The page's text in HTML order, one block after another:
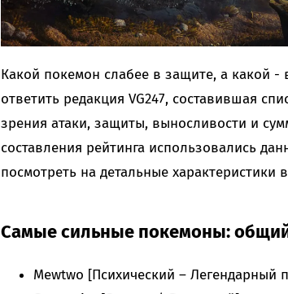
Какой покемон слабее в защите, а какой -
ответить редакция VG247, составившая
зрения атаки, защиты, выносливости и
составления рейтинга использовались
посмотреть на детальные характеристики
Самые сильные покемоны:
Mewtwo [Психический – Легендарный